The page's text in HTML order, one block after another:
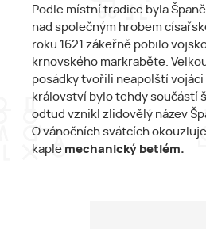
Podle místní tradice byla
nad společným hrobem
roku 1621 zákeřně pobilo
krnovského markraběte.
posádky tvořili neapolští
království bylo tehdy součástí
odtud vznikl zlidovělý název
O vánočních svátcích
kaple mechanický betlém.